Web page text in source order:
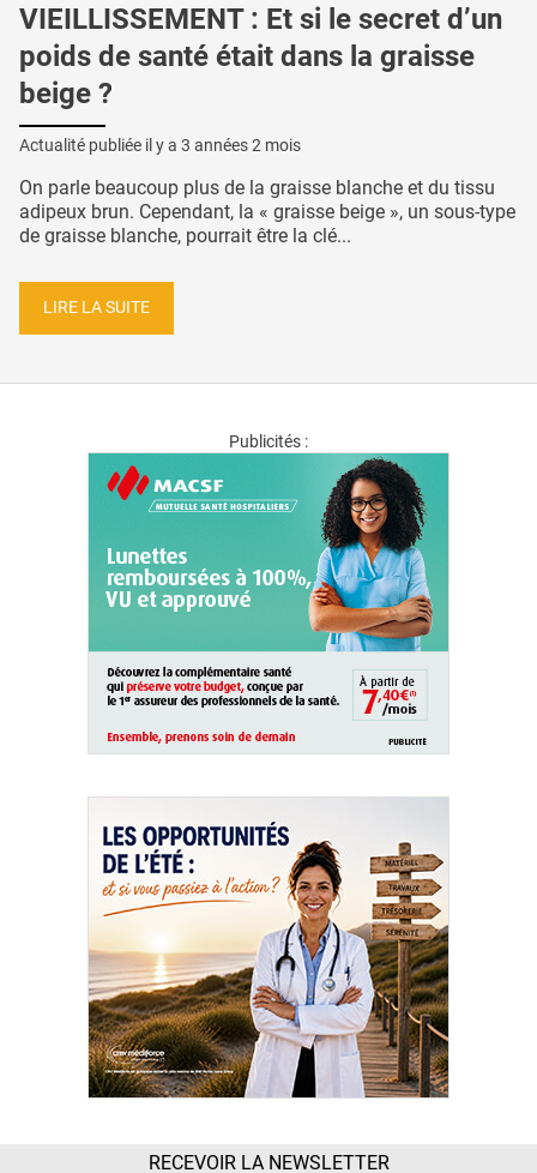
VIEILLISSEMENT : Et si le secret d’un
poids de santé était dans la graisse
beige ?
Actualité publiée il y a 3 années 2 mois
On parle beaucoup plus de la graisse blanche et du tissu
adipeux brun. Cependant, la « graisse beige », un sous-type
de graisse blanche, pourrait être la clé...
LIRE LA SUITE
Publicités :
RECEVOIR LA NEWSLETTER